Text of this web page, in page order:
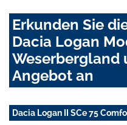
Erkunden Sie
Dacia Logan
Weserbergland
Angebot an
Dacia Logan II SCe 75